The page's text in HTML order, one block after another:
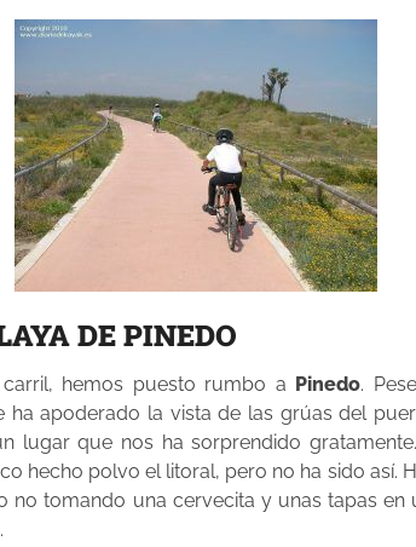
DE PINEDO
hemos puesto rumbo a Pinedo.
apoderado la vista de las grúas del
lugar que nos ha sorprendido
hecho polvo el litoral, pero no ha sido así.
no tomando una cervecita y unas tapas en